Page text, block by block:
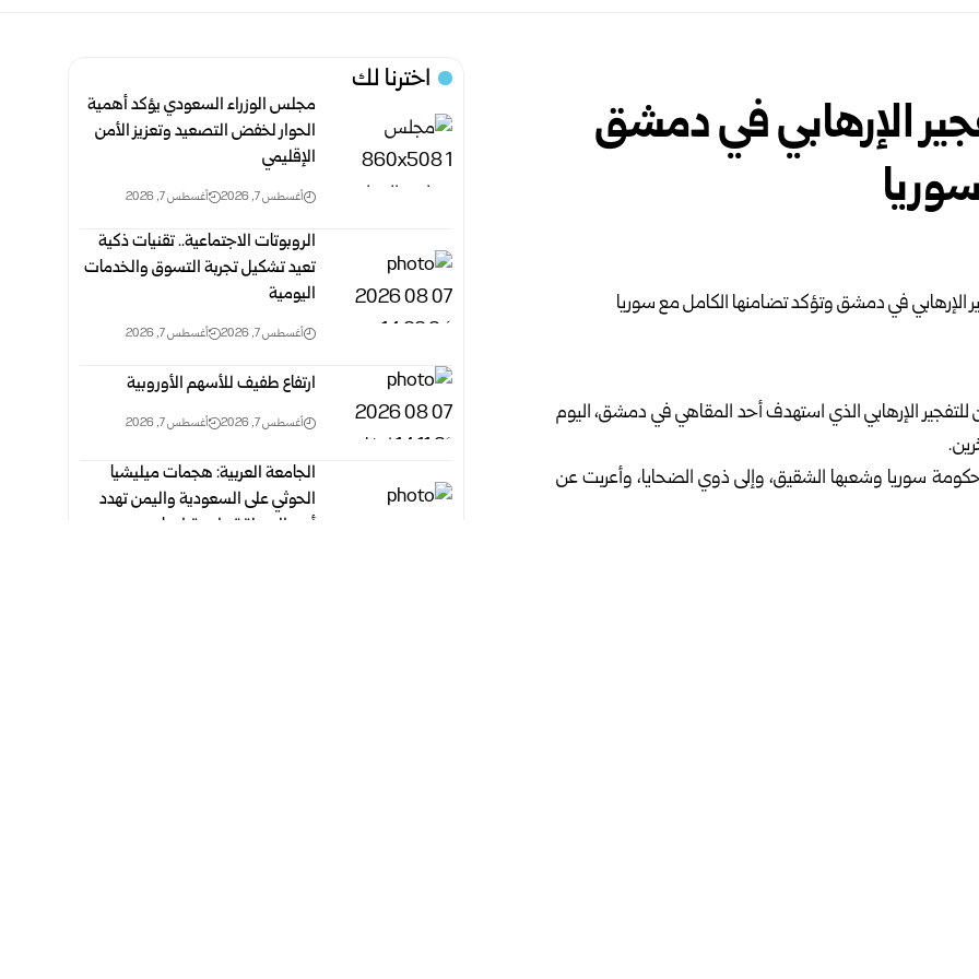
الإرهابي في دمشق
للتفجير الإرهابي الذي استهدف أحد المقاهي في دمشق، اليوم
سوريا وشعبها الشقيق، وإلى ذوي الضحايا، وأعربت عن
اخترنا لك
مجلس الوزراء السعودي يؤكد أهمية
الحوار لخفض التصعيد وتعزيز الأمن
‏الإقليمي
أغسطس 7, 2026 أغسطس 7, 2026
الروبوتات الاجتماعية.. تقنيات ذكية
تعيد تشكيل تجربة التسوق والخدمات
اليومية
أغسطس 7, 2026 أغسطس 7, 2026
ارتفاع طفيف للأسهم الأوروبية‎ ‎
أغسطس 7, 2026 أغسطس 7, 2026
الجامعة العربية: هجمات ميليشيا
الحوثي على السعودية واليمن تهدد
أمن المنطقة واستقرارها